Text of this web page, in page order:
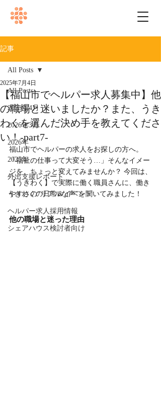
記事
All Posts
2026年4月
2026年3月
2026年
2025年
外出支援レポート
うきわくの日常＆イベント
ヘルパー求人採用情報
シェアハウス検討者向け
All Posts
【福山市でヘルパー求人募集中】他
の職場と迷いましたか？また、うき
わくを選んだ決め手を教えてくださ
い！-part7-
2025年7月4日
福山市でヘルパーの求人をお探しの方へ。
「福祉の仕事って大変そう…」そんなイメー
ジを、ちょっと変えてみませんか？ 今回は、
【うきわく】で実際に働く職員さんに、働き
やすさの“リアルな声”を聞いてみました！
他の職場と迷った理由